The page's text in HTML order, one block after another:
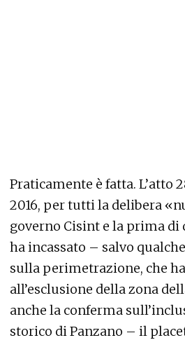
Praticamente è fatta. L’atto
2016, per tutti la delibera
governo Cisint e la prima di
ha incassato – salvo
sulla perimetrazione, che
all’esclusione della zona
anche la conferma
storico di Panzano – il